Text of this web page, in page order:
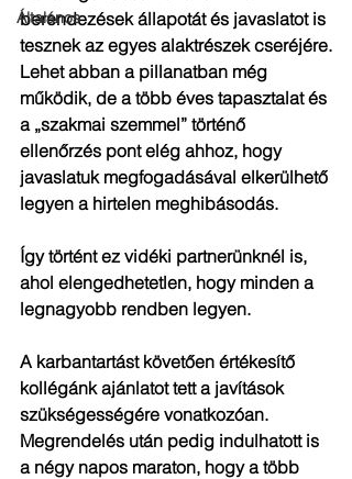
Általános
berendezések állapotát és javaslatot is
tesznek az egyes alaktrészek cseréjére.
Lehet abban a pillanatban még
működik, de a több éves tapasztalat és
a „szakmai szemmel” történő
ellenőrzés pont elég ahhoz, hogy
javaslatuk megfogadásával elkerülhető
legyen a hirtelen meghibásodás.
Így történt ez vidéki partnerünknél is,
ahol elengedhetetlen, hogy minden a
legnagyobb rendben legyen.
A karbantartást követően értékesítő
kollégánk ajánlatot tett a javítások
szükségességére vonatkozóan.
Megrendelés után pedig indulhatott is
a négy napos maraton, hogy a több